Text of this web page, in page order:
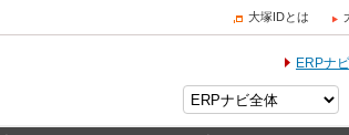
大塚IDとは
ERPナ